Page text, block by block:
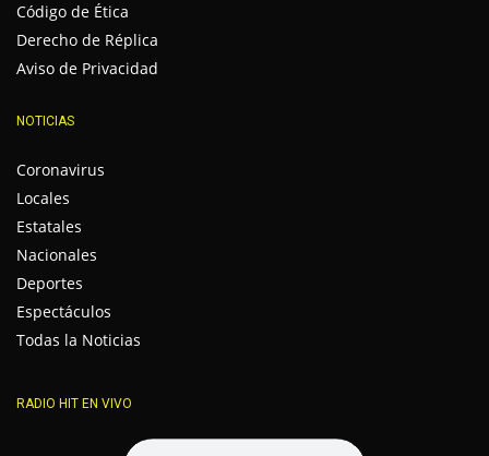
Código de Ética
Derecho de Réplica
Aviso de Privacidad
NOTICIAS
Coronavirus
Locales
Estatales
Nacionales
Deportes
Espectáculos
Todas la Noticias
RADIO HIT EN VIVO